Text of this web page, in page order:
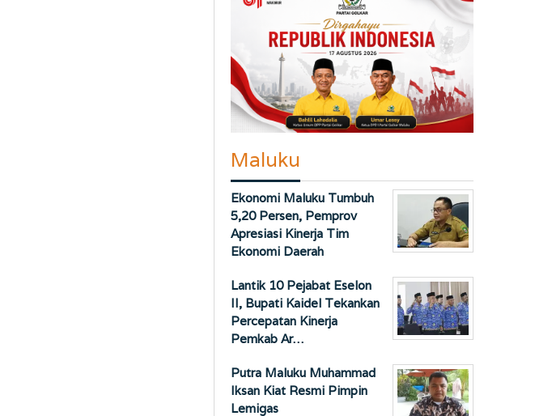
Maluku
Ekonomi Maluku Tumbuh
5,20 Persen, Pemprov
Apresiasi Kinerja Tim
Ekonomi Daerah
Lantik 10 Pejabat Eselon
II, Bupati Kaidel Tekankan
Percepatan Kinerja
Pemkab Ar…
Putra Maluku Muhammad
Iksan Kiat Resmi Pimpin
Lemigas